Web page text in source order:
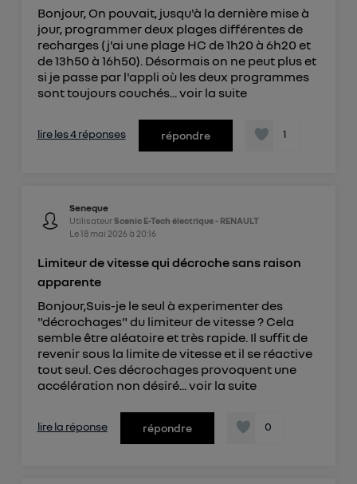
Bonjour, On pouvait, jusqu'à la dernière mise à
jour, programmer deux plages différentes de
recharges (j'ai une plage HC de 1h20 à 6h20 et
de 13h50 à 16h50). Désormais on ne peut plus et
si je passe par l'appli où les deux programmes
sont toujours couchés... voir la suite
lire les 4 réponses répondre 1
Seneque
UtilisateurScenic E-Tech électrique - RENAULT
Le18 mai 2026à 20:16
Limiteur de vitesse qui décroche sans raison
apparente
Bonjour,Suis-je le seul à experimenter des
"décrochages" du limiteur de vitesse ? Cela
semble être aléatoire et très rapide. Il suffit de
revenir sous la limite de vitesse et il se réactive
tout seul. Ces décrochages provoquent une
accélération non désiré... voir la suite
lire la réponse répondre 0